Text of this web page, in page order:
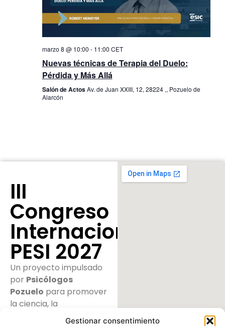
Gestionar consentimiento
marzo 8 @ 10:00 - 11:00 CET
Nuevas técnicas de Terapia del Duelo:
Pérdida y Más Allá
Salón de ActosAv. de Juan XXIII, 12, 28224 ,, Pozuelo de
Alarcón
III
Congreso
Internacional
PESI 2027
Un proyecto impulsado
por Psicólogos
Pozuelo para promover
la ciencia, la
psicoterapia y la salud